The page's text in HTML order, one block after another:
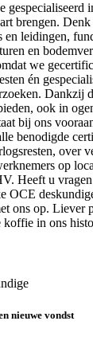
brengen.
en leidingen,
en
we
én
Dankzij
ook in
bij ons
benodigde
over
op
Heeft u
OCE
ons op. Liever
koffie in ons
nieuwe vondst